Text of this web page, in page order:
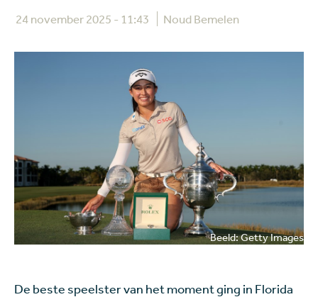
24 november 2025 - 11:43 Noud Bemelen
Beeld: Getty Images
De beste speelster van het moment ging in Florida